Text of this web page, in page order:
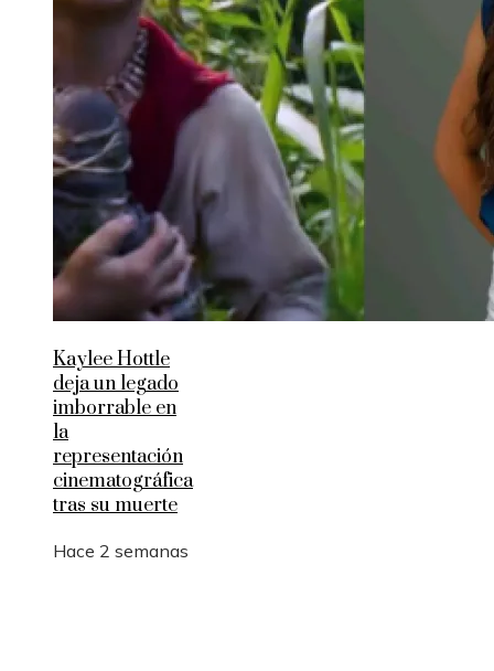
Kaylee Hottle
deja un legado
imborrable en
la
representación
cinematográfica
tras su muerte
Hace 2 semanas